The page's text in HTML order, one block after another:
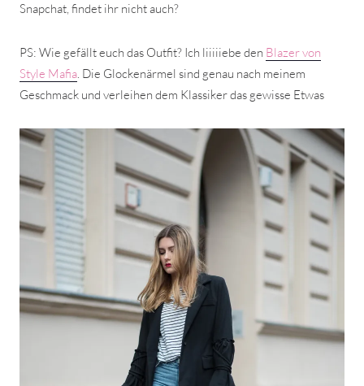
Snapchat, findet ihr nicht auch?
PS: Wie gefällt euch das Outfit? Ich liiiiiebe den Blazer von
Style Mafia. Die Glockenärmel sind genau nach meinem
Geschmack und verleihen dem Klassiker das gewisse Etwas